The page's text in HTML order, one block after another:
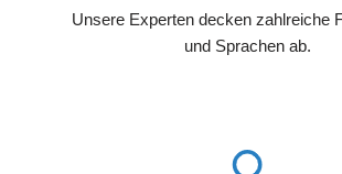
Unsere Experten decken zahlreiche
und Sprachen ab.